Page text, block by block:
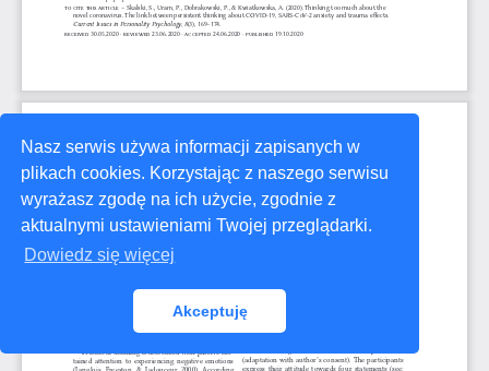
Nasz serwis używa informacji zapisanych w
plikach cookies. Korzystając z naszego serwisu
wyrażasz zgodę na ich użycie, zgodnie z
aktualnymi ustawieniami Twojej przeglądarki.
Dowiedz się więcej
Akceptuję